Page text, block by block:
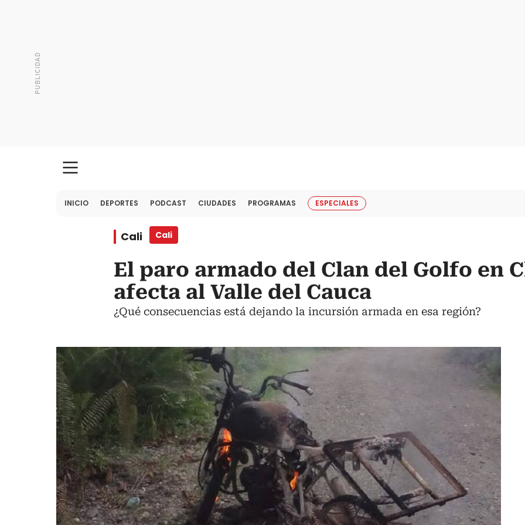
INICIO DEPORTES PODCAST CIUDADES PROGRAMAS ESPECIALES
Cali Cali
El paro armado del Clan del Golfo en
afecta al Valle del Cauca
¿Qué consecuencias está dejando la incursión armada en esa región?